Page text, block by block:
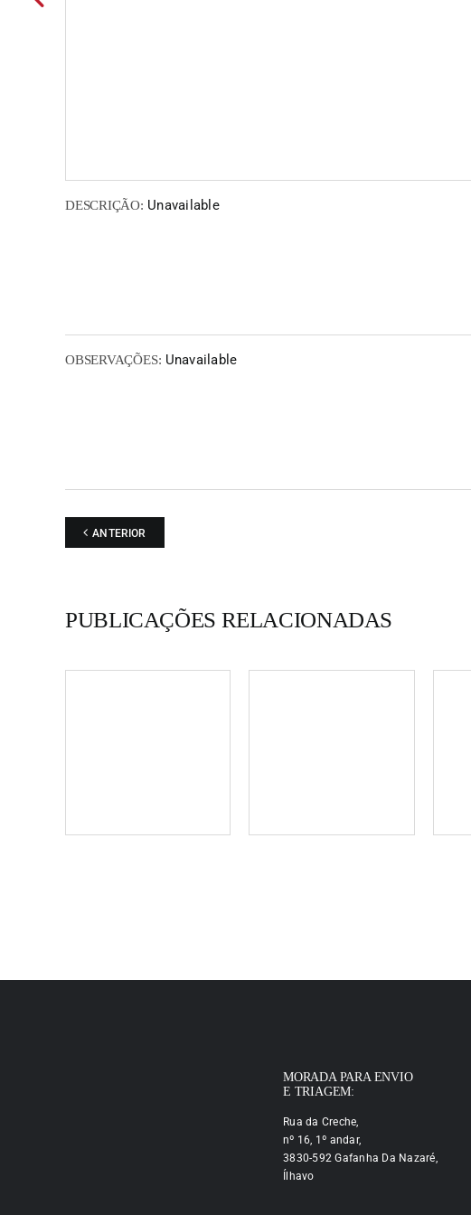
DESCRIÇÃO: Unavailable
OBSERVAÇÕES: Unavailable
ANTERIOR
PUBLICAÇÕES RELACIONADAS
MORADA PARA ENVIO
E TRIAGEM:
Rua da Creche,
nº 16, 1º andar,
3830-592 Gafanha Da Nazaré,
Ílhavo